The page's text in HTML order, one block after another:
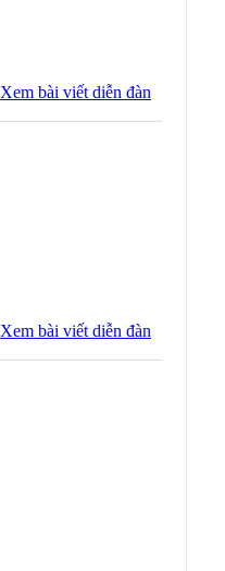
Xem bài viết diễn đàn
Xem bài viết diễn đàn